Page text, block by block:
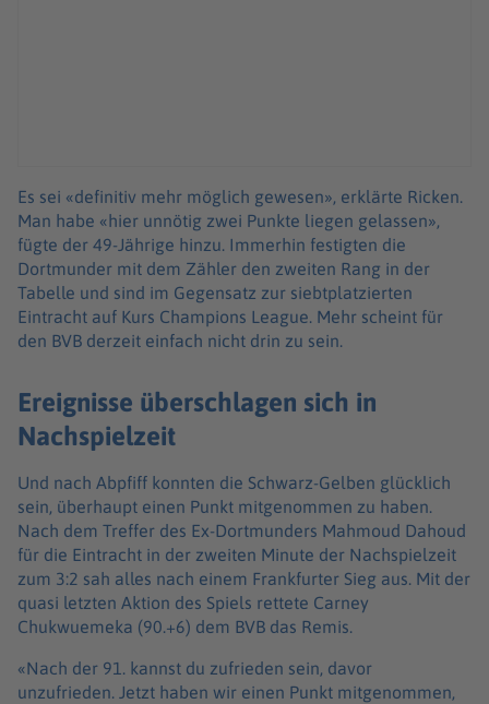
Es sei «definitiv mehr möglich gewesen», erklärte Ricken.
Man habe «hier unnötig zwei Punkte liegen gelassen»,
fügte der 49-Jährige hinzu. Immerhin festigten die
Dortmunder mit dem Zähler den zweiten Rang in der
Tabelle und sind im Gegensatz zur siebtplatzierten
Eintracht auf Kurs Champions League. Mehr scheint für
den BVB derzeit einfach nicht drin zu sein.
Ereignisse überschlagen sich in
Nachspielzeit
Und nach Abpfiff konnten die Schwarz-Gelben glücklich
sein, überhaupt einen Punkt mitgenommen zu haben.
Nach dem Treffer des Ex-Dortmunders Mahmoud Dahoud
für die Eintracht in der zweiten Minute der Nachspielzeit
zum 3:2 sah alles nach einem Frankfurter Sieg aus. Mit der
quasi letzten Aktion des Spiels rettete Carney
Chukwuemeka (90.+6) dem BVB das Remis.
«Nach der 91. kannst du zufrieden sein, davor
unzufrieden. Jetzt haben wir einen Punkt mitgenommen,